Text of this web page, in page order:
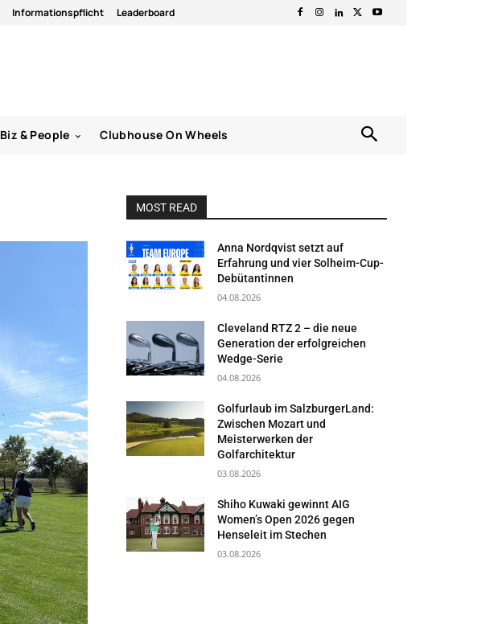
Informationspflicht Leaderboard
Biz & People Clubhouse On Wheels
MOST READ
Anna Nordqvist setzt auf
Erfahrung und vier Solheim-Cup-
Debütantinnen
04.08.2026
Cleveland RTZ 2 – die neue
Generation der erfolgreichen
Wedge-Serie
04.08.2026
Golfurlaub im SalzburgerLand:
Zwischen Mozart und
Meisterwerken der
Golfarchitektur
03.08.2026
Shiho Kuwaki gewinnt AIG
Women’s Open 2026 gegen
Henseleit im Stechen
03.08.2026